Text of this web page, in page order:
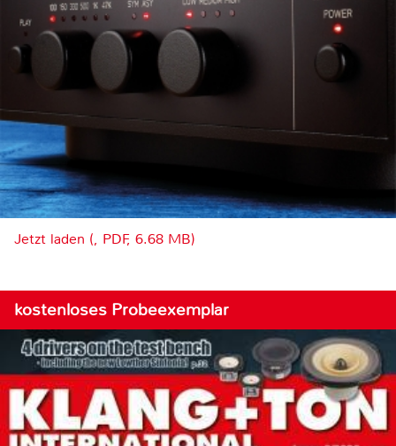
Jetzt laden (, PDF, 6.68 MB)
kostenloses Probeexemplar